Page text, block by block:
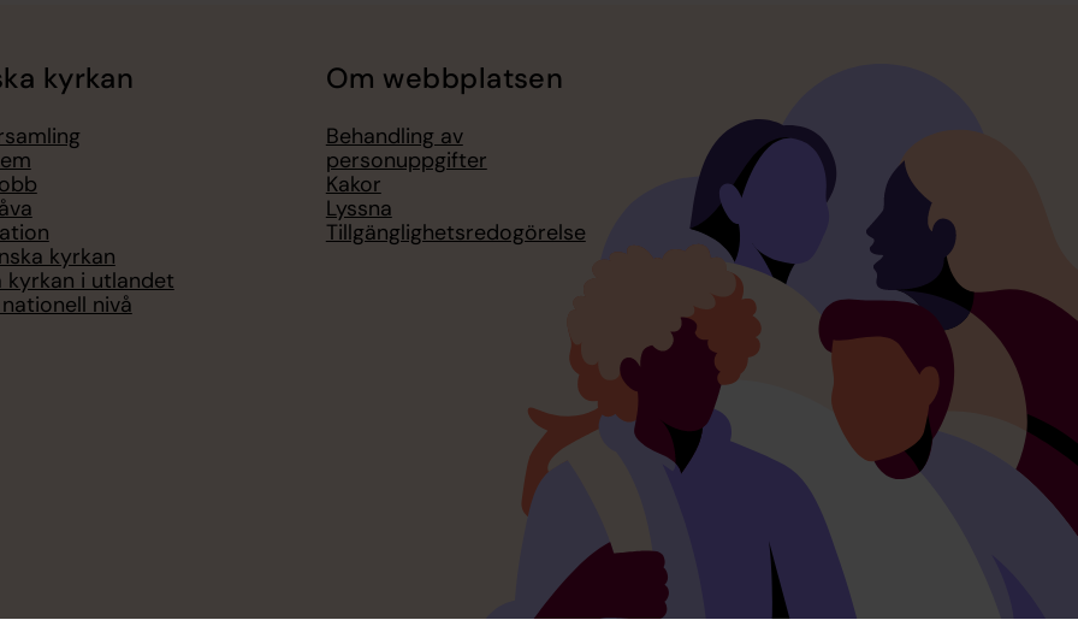
kyrkan
kyrkan
kyrkan i utlandet
nivå
Om webbplatsen
Behandling av
personuppgifter
Kakor
Lyssna
Tillgänglighetsredogörelse